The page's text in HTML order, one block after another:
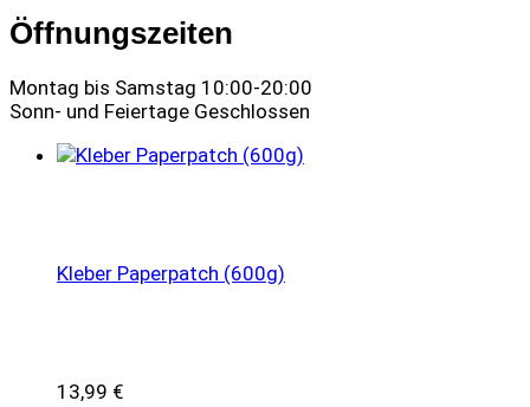
Öffnungszeiten
Montag bis Samstag 10:00-20:00
Sonn- und Feiertage Geschlossen
Kleber Paperpatch (600g)
13,99 €